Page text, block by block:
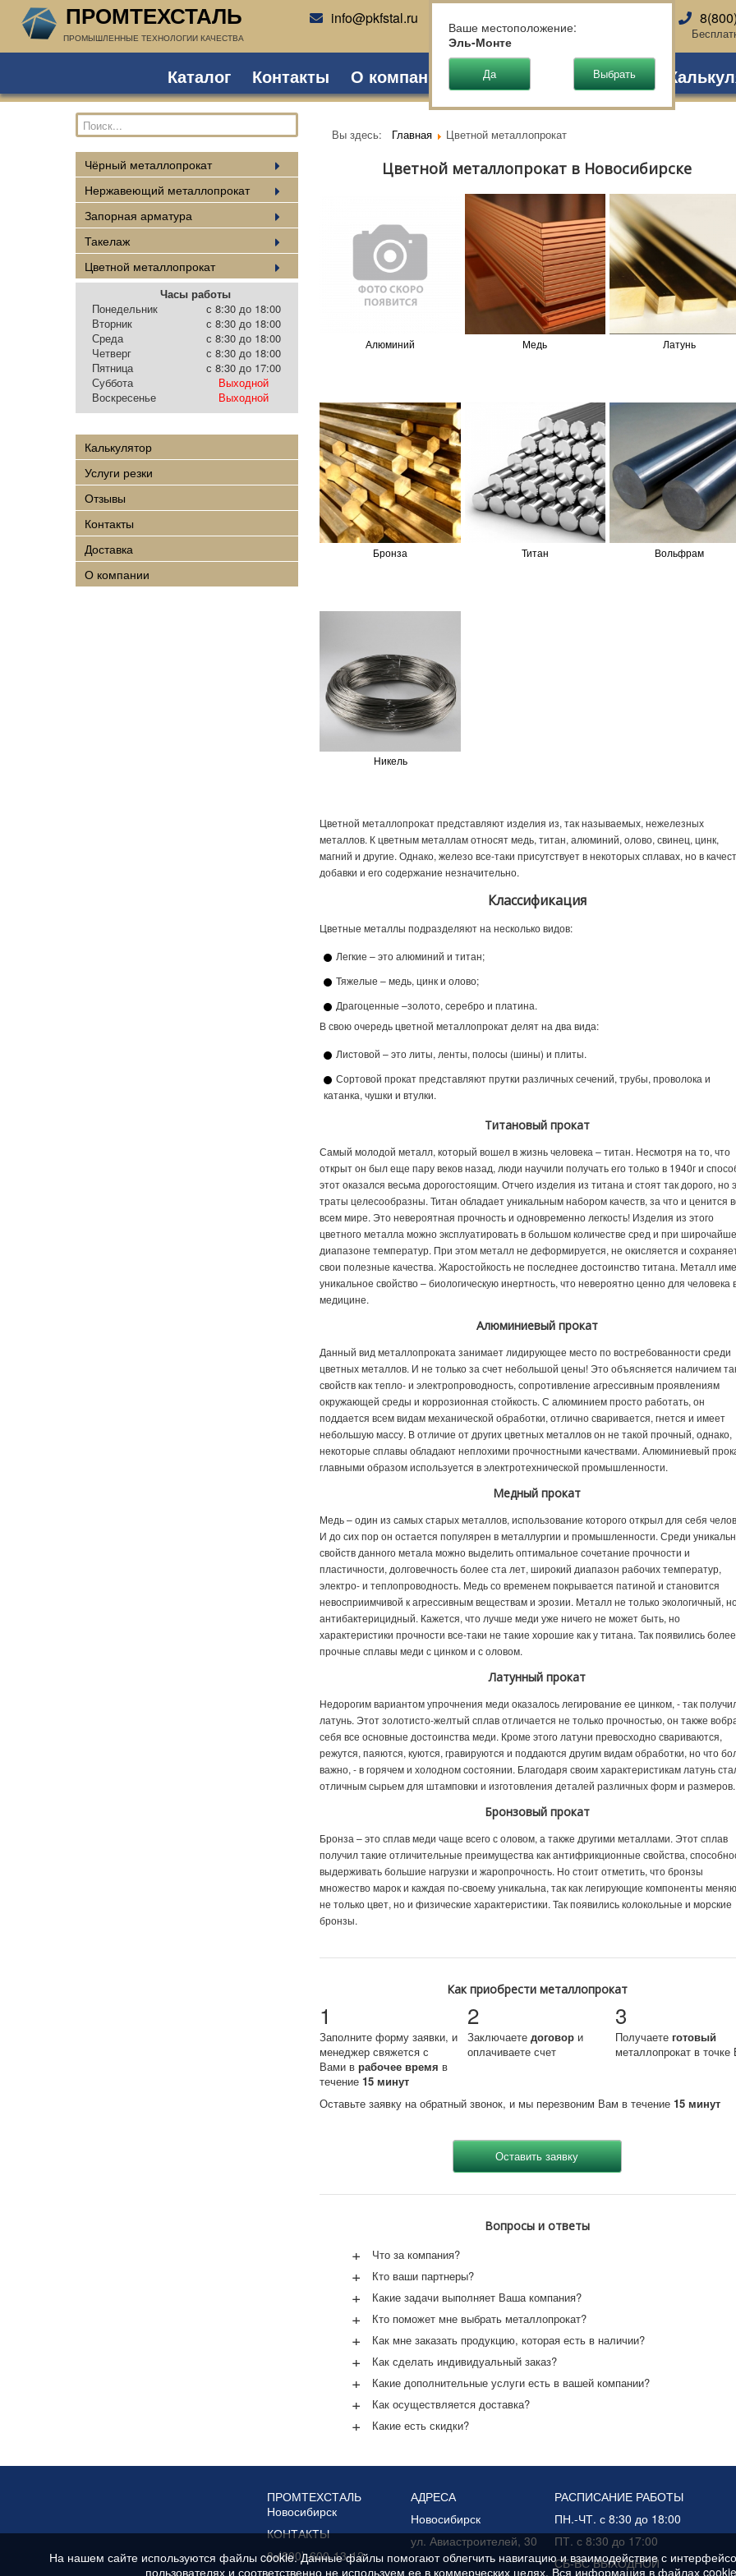
ПРОМТЕХСТАЛЬ
ПРОМЫШЛЕННЫЕ ТЕХНОЛОГИИ КАЧЕСТВА
info@pkfstal.ru
Каталог Контакты О компании Партнеры Доставка
Чёрный металлопрокат
Нержавеющий металлопрокат
Запорная арматура
Такелаж
Цветной металлопрокат
Часы работы
Понедельник
с 8:30 до 18:00
Вторник
с 8:30 до 18:00
Среда
с 8:30 до 18:00
Четверг
с 8:30 до 18:00
Пятница
с 8:30 до 17:00
Суббота
Выходной
Воскресенье
Выходной
Калькулятор
Услуги резки
Отзывы
Контакты
Доставка
О компании
Вы здесь: Главная Цветной металлопрокат
Цветной металлопрокат в Новосибирске
Алюминий Медь Латунь
Бронза Титан Вольфрам
Никель
Цветной металлопрокат представляют изделия из, так называемых, нежелезных
металлов. К цветным металлам относят медь, титан, алюминий, олово, свинец, цинк,
магний и другие. Однако, железо все-таки присутствует в некоторых сплавах, но в
добавки и его содержание незначительно.
Классификация
Цветные металлы подразделяют на несколько видов:
Легкие – это алюминий и титан;
Тяжелые – медь, цинк и олово;
Драгоценные –золото, серебро и платина.
В свою очередь цветной металлопрокат делят на два вида:
Листовой – это литы, ленты, полосы (шины) и плиты.
Сортовой прокат представляют прутки различных сечений, трубы, проволока и
катанка, чушки и втулки.
Титановый прокат
Самый молодой металл, который вошел в жизнь человека – титан. Несмотря на то, что
открыт он был еще пару веков назад, люди научили получать его только в 1940г и
этот оказался весьма дорогостоящим. Отчего изделия из титана и стоят так дорого, но
траты целесообразны. Титан обладает уникальным набором качеств, за что и ценится
всем мире. Это невероятная прочность и одновременно легкость! Изделия из этого
цветного металла можно эксплуатировать в большом количестве сред и при
диапазоне температур. При этом металл не деформируется, не окисляется и
свои полезные качества. Жаростойкость не последнее достоинство титана. Металл
уникальное свойство – биологическую инертность, что невероятно ценно для человека
медицине.
Алюминиевый прокат
Данный вид металлопроката занимает лидирующее место по востребованности среди
цветных металлов. И не только за счет небольшой цены! Это объясняется наличием
свойств как тепло- и электропроводность, сопротивление агрессивным проявлениям
окружающей среды и коррозионная стойкость. С алюминием просто работать, он
поддается всем видам механической обработки, отлично сваривается, гнется и имеет
небольшую массу. В отличие от других цветных металлов он не такой прочный, однако,
некоторые сплавы обладают неплохими прочностными качествами. Алюминиевый
главными образом используется в электротехнической промышленности.
Медный прокат
Медь – один из самых старых металлов, использование которого открыл для себя
И до сих пор он остается популярен в металлургии и промышленности. Среди
свойств данного метала можно выделить оптимальное сочетание прочности и
пластичности, долговечность более ста лет, широкий диапазон рабочих температур,
электро- и теплопроводность. Медь со временем покрывается патиной и становится
невосприимчивой к агрессивным веществам и эрозии. Металл не только экологичный,
антибактерицидный. Кажется, что лучше меди уже ничего не может быть, но
характеристики прочности все-таки не такие хорошие как у титана. Так появились более
прочные сплавы меди с цинком и с оловом.
Латунный прокат
Недорогим вариантом упрочнения меди оказалось легирование ее цинком, - так
латунь. Этот золотисто-желтый сплав отличается не только прочностью, он также
себя все основные достоинства меди. Кроме этого латуни превосходно свариваются,
режутся, паяются, куются, гравируются и поддаются другим видам обработки, но что
важно, - в горячем и холодном состоянии. Благодаря своим характеристикам латунь
отличным сырьем для штамповки и изготовления деталей различных форм и размеров.
Бронзовый прокат
Бронза – это сплав меди чаще всего с оловом, а также другими металлами. Этот сплав
получил такие отличительные преимущества как антифрикционные свойства,
выдерживать большие нагрузки и жаропрочность. Но стоит отметить, что бронзы
множество марок и каждая по-своему уникальна, так как легирующие компоненты
не только цвет, но и физические характеристики. Так появились колокольные и морские
бронзы.
Как приобрести металлопрокат
1
Заполните форму заявки, и
менеджер свяжется с
Вами врабочее время в
течение15 минут
2
Заключаетедоговор и
оплачиваете счет
3
Получаете готовый
металлопрокат в точке
Оставьте заявку на обратный звонок, и мы перезвоним Вам в течение15 минут
Вопросы и ответы
+ Что за компания?
+ Кто ваши партнеры?
+ Какие задачи выполняет Ваша компания?
+ Кто поможет мне выбрать металлопрокат?
+ Как мне заказать продукцию, которая есть в наличии?
+ Как сделать индивидуальный заказ?
+ Какие дополнительные услуги есть в вашей компании?
+ Как осуществляется доставка?
+ Какие есть скидки?
ПРОМТЕХСТАЛЬ
Новосибирск
КОНТАКТЫ
8-(800)-600-13-12
АДРЕСА
Новосибирск
ул. Авиастроителей, 30
РАСПИСАНИЕ РАБОТЫ
ПН.-ЧТ. с 8:30 до 18:00
ПТ. с 8:30 до 17:00
СБ-ВС ВЫХОДНОЙ
Ваше местоположение:
Эль-Монте
На нашем сайте используются файлы cookie. Данные файлы помогают облегчить навигацию и взаимодействие с
пользователях и соответственно не используем ее в коммерческих целях. Вся информация в файлах